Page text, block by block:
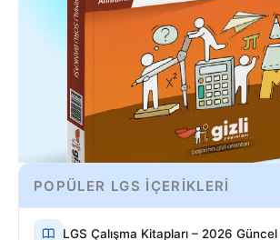
POPÜLER LGS İÇERİKLERİ
LGS Çalışma Kitapları – 2026 Güncel